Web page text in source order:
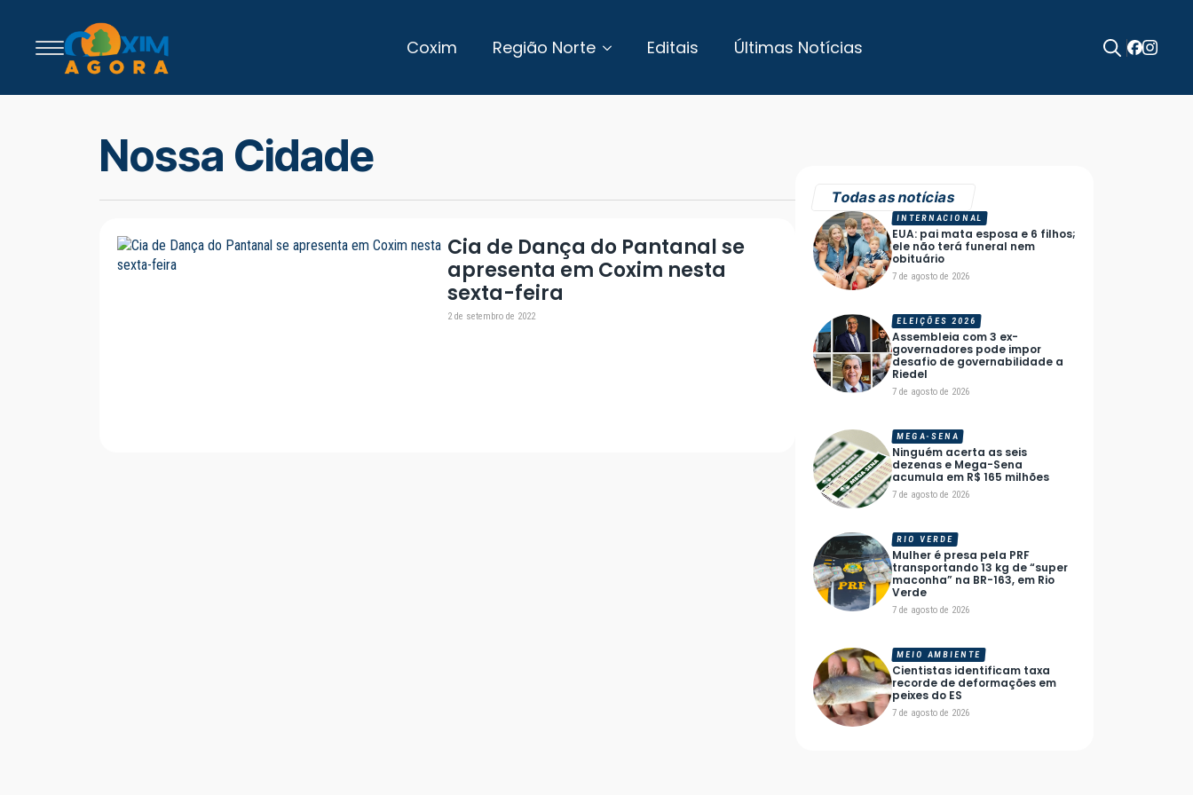
Coxim Região Norte Editais Últimas Notícias
Nossa Cidade
Cia de Dança do Pantanal se
apresenta em Coxim nesta
sexta-feira
2 de setembro de 2022
Todas as notícias
EUA: pai mata esposa e 6 filhos;
ele não terá funeral nem
obituário
7 de agosto de 2026
INTERNACIONAL
Assembleia com 3 ex-
governadores pode impor
desafio de governabilidade a
Riedel
7 de agosto de 2026
ELEIÇÕES 2026
Ninguém acerta as seis
dezenas e Mega-Sena
acumula em R$ 165 milhões
7 de agosto de 2026
MEGA-SENA
Mulher é presa pela PRF
transportando 13 kg de “super
maconha” na BR-163, em Rio
Verde
7 de agosto de 2026
RIO VERDE
Cientistas identificam taxa
recorde de deformações em
peixes do ES
7 de agosto de 2026
MEIO AMBIENTE